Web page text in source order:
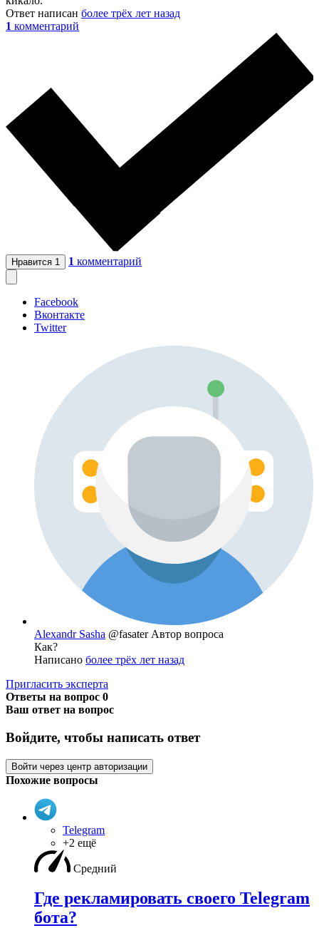
Ответ написан более трёх лет назад
1 комментарий
Нравится 1 1 комментарий
Facebook
Вконтакте
Twitter
Alexandr Sasha @fasater Автор вопроса
Как?
Написано более трёх лет назад
Пригласить эксперта
Ответы на вопрос 0
Ваш ответ на вопрос
Войдите, чтобы написать ответ
Войти через центр авторизации
Похожие вопросы
Telegram
+2 ещё
Средний
Где рекламировать своего Telegram
бота?